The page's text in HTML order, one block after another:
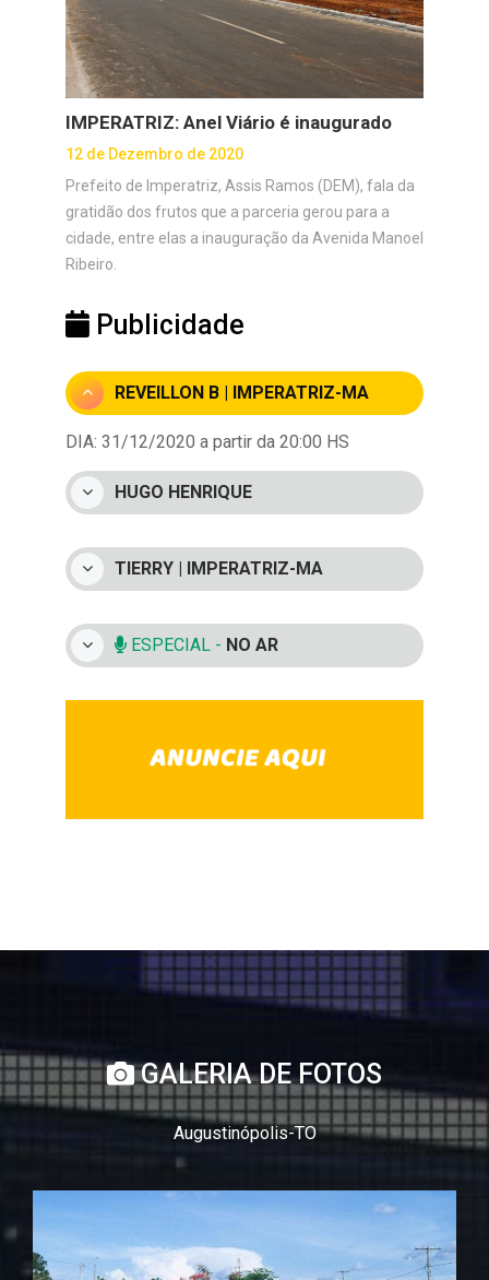
IMPERATRIZ: Anel Viário é inaugurado
12 de Dezembro de 2020
Prefeito de Imperatriz, Assis Ramos (DEM), fala da
gratidão dos frutos que a parceria gerou para a
cidade, entre elas a inauguração da Avenida Manoel
Ribeiro.
Publicidade
REVEILLON B | IMPERATRIZ-MA
DIA: 31/12/2020 a partir da 20:00 HS
HUGO HENRIQUE
TIERRY | IMPERATRIZ-MA
ESPECIAL - NO AR
GALERIA DE FOTOS
Augustinópolis-TO